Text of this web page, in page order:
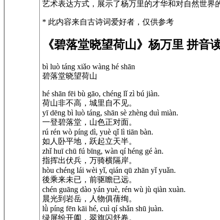
艺术表达方式，展示了杨万里的才华和对自然世界
* 此内容来自古诗词爱好者，仅供参考
《碧落堂晓望荷山》杨万里 拼音
bì luò táng xiǎo wàng hé shān
碧落堂晓望荷山
hé shān fēi bù gāo, chéng lǐ zì bú jiàn.
荷山非不高，城里自不见。
yī dēng bì luò táng, shān sè zhèng duì miàn.
一登碧落堂，山色正对面。
rú rén wò píng dì, yuè qǐ lì tiān bàn.
如人卧平地，跃起立天半。
zhǐ huī chū fú bīng, wàn qí héng gé àn.
指挥出伏兵，万骑横隔岸。
hòu chéng lái wèi yǐ, qián qū zhān yǐ yuǎn.
後乘来未已，前驱瞻已远。
chén guāng dào yán yuè, rén wù jù qiàn xuàn.
晨光到岩岳，人物俱蒨绚。
lǜ píng fēn kāi hé, cuì qí shǎn shū juàn.
绿屏纷开阖，翠旗闪舒卷。